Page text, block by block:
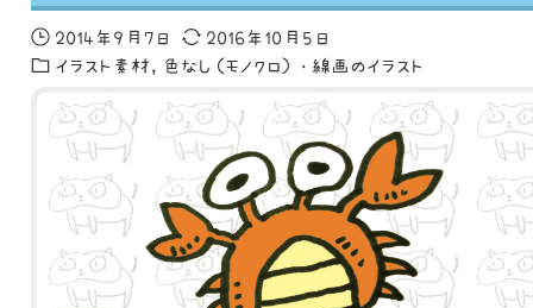
2014年9月7日
2016年10月5日
イラスト素材
色なし（モノクロ）・線画のイラスト